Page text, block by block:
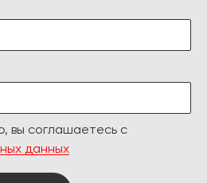
вы соглашаетесь с
данных